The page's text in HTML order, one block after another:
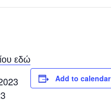
εδώ
Add to calendar